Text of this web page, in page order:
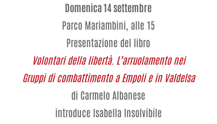
Domenica 14 settembre
Parco Mariambini, alle 15
Presentazione del libro
Volontari della libertà. L’arruolamento nei
Gruppi di combattimento a Empoli e in Valdelsa
di Carmelo Albanese
introduce Isabella Insolvibile